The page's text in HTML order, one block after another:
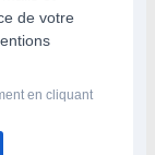
de votre
en cliquant